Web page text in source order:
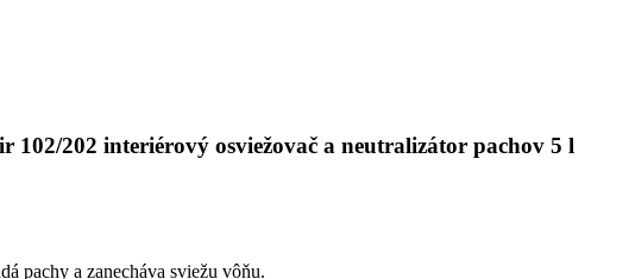
202 interiérový osviežovač a neutralizátor pachov 5 l
pachy a zanecháva sviežu vôňu.